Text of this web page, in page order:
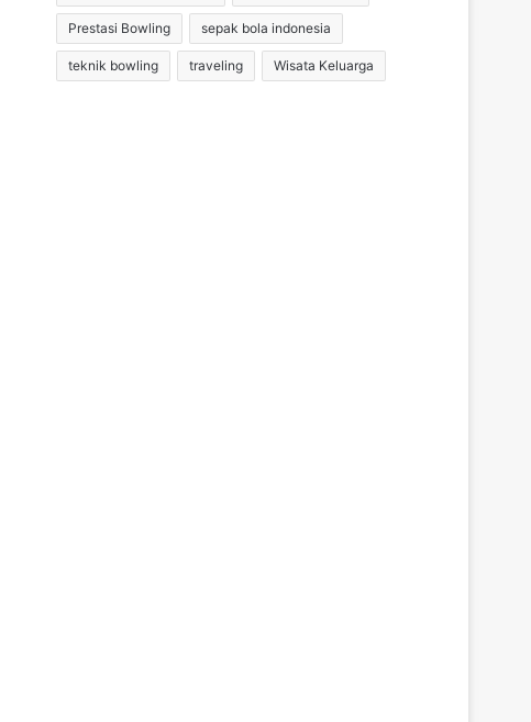
Prestasi Bowling sepak bola indonesia
teknik bowling traveling Wisata Keluarga